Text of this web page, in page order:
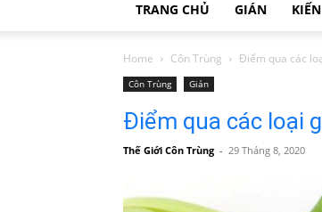
TRANG CHỦ GIÁN KIẾN
Home Côn Trùng Điểm qua các
Côn Trùng Gián
Điểm qua các loại
Thế Giới Côn Trùng - 29 Tháng 8, 2020